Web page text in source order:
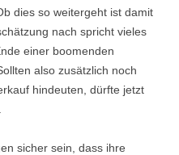
dies so weitergeht ist damit
nach spricht vieles
einer boomenden
also zusätzlich noch
hindeuten, dürfte jetzt
sicher sein, dass ihre